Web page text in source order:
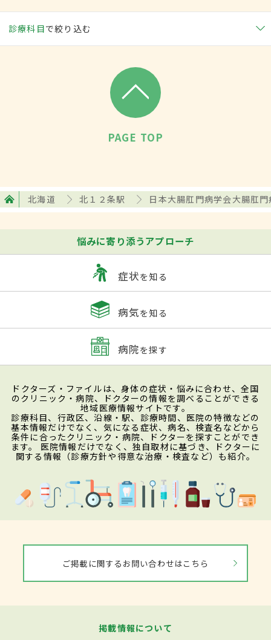
診療科目で絞り込む
PAGE TOP
北海道 北１２条駅 日本大腸肛門病学会大腸肛
悩みに寄り添うアプローチ
症状を知る
病気を知る
病院を探す
ドクターズ・ファイルは、身体の症状・悩みに合わせ、全国
のクリニック・病院、ドクターの情報を調べることができる
地域医療情報サイトです。
診療科目、行政区、沿線・駅、診療時間、医院の特徴などの
基本情報だけでなく、気になる症状、病名、検査名などから
条件に合ったクリニック・病院、ドクターを探すことができ
ます。 医院情報だけでなく、独自取材に基づき、ドクターに
関する情報（診療方針や得意な治療・検査など）も紹介。
ご掲載に関するお問い合わせはこちら
掲載情報について